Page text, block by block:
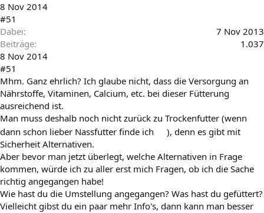
8 Nov 2014
#51
Dabei
7 Nov 2013
Beiträge
1.037
8 Nov 2014
#51
Mhm. Ganz ehrlich? Ich glaube nicht, dass die Versorgung an
Nährstoffe, Vitaminen, Calcium, etc. bei dieser Fütterung
ausreichend ist.
Man muss deshalb noch nicht zurück zu Trockenfutter (wenn
dann schon lieber Nassfutter finde ich
), denn es gibt mit
Sicherheit Alternativen.
Aber bevor man jetzt überlegt, welche Alternativen in Frage
kommen, würde ich zu aller erst mich Fragen, ob ich die Sache
richtig angegangen habe!
Wie hast du die Umstellung angegangen? Was hast du gefüttert?
Vielleicht gibst du ein paar mehr Info's, dann kann man besser